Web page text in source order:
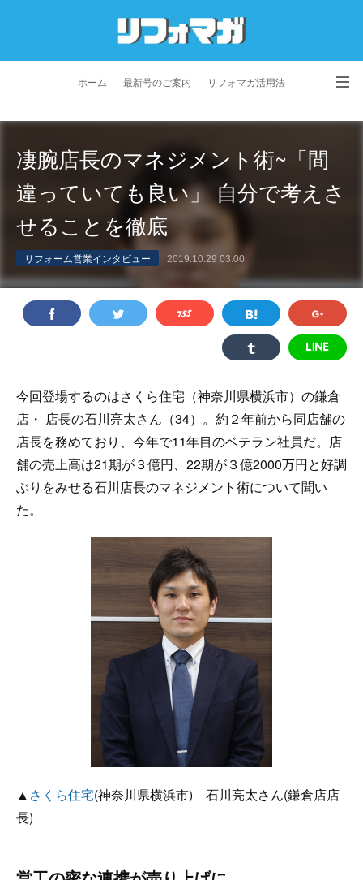
ホーム 最新号のご案内 リフォマガ活用法
お問い合わせ よくあるご質問 特定商取引法に基づく表記
プライバシーポリシー 利用規約 会社概要
凄腕店長のマネジメント術~「間
違っていても良い」 自分で考えさ
せることを徹底
リフォーム営業インタビュー 2019.10.29 03:00
今回登場するのはさくら住宅（神奈川県横浜市）の鎌倉
店・ 店長の石川亮太さん（34）。約２年前から同店舗の
店長を務めており、今年で11年目のベテラン社員だ。店
舗の売上高は21期が３億円、22期が３億2000万円と好調
ぶりをみせる石川店長のマネジメント術について聞い
た。
▲ さくら住宅(神奈川県横浜市) 石川亮太さん(鎌倉店店
長)